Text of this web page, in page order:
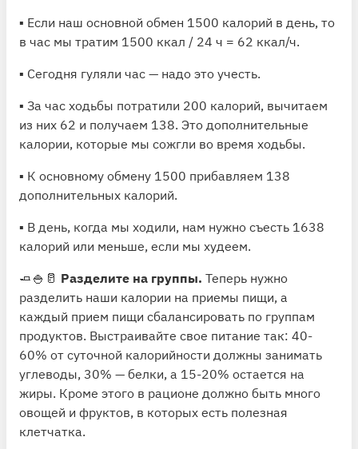
▪️ Если наш основной обмен 1500 калорий в день, то
в час мы тратим 1500 ккал / 24 ч = 62 ккал/ч.
▪️ Сегодня гуляли час — надо это учесть.
▪️ За час ходьбы потратили 200 калорий, вычитаем
из них 62 и получаем 138. Это дополнительные
калории, которые мы сожгли во время ходьбы.
▪️ К основному обмену 1500 прибавляем 138
дополнительных калорий.
▪️ В день, когда мы ходили, нам нужно съесть 1638
калорий или меньше, если мы худеем.
🧈🍚🥛 Разделите на группы. Теперь нужно
разделить наши калории на приемы пищи, а
каждый прием пищи сбалансировать по группам
продуктов. Выстраивайте свое питание так: 40-
60% от суточной калорийности должны занимать
углеводы, 30% — белки, а 15-20% остается на
жиры. Кроме этого в рационе должно быть много
овощей и фруктов, в которых есть полезная
клетчатка.